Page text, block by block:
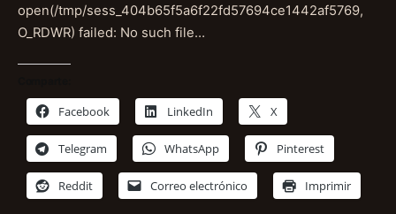
open(/tmp/sess_404b65f5a6f22fd57694ce1442af5769,
O_RDWR) failed: No such file…
Facebook LinkedIn X
Telegram WhatsApp Pinterest
Reddit Correo electrónico Imprimir